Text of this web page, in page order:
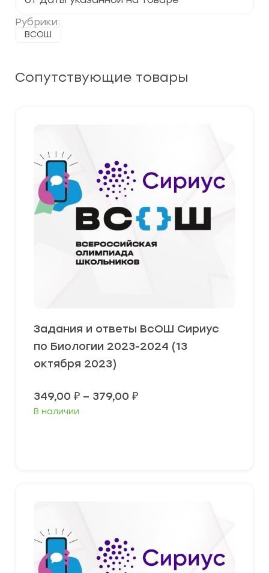
Рубрики:
ВСОШ
Сопутствующие товары
Задания и ответы ВсОШ Сириус
по Биологии 2023-2024 (13
октября 2023)
349,00 ₽ – 379,00 ₽Диапазон
В наличии